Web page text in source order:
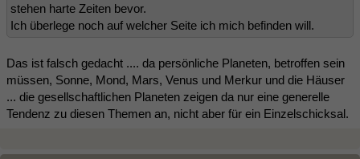
stehen harte Zeiten bevor.
Ich überlege noch auf welcher Seite ich mich befinden will.
Das ist falsch gedacht .... da persönliche Planeten, betroffen sein
müssen, Sonne, Mond, Mars, Venus und Merkur und die Häuser
... die gesellschaftlichen Planeten zeigen da nur eine generelle
Tendenz zu diesen Themen an, nicht aber für ein Einzelschicksal.